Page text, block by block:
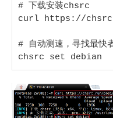
# 下载安装chsrc
curl https://
# 自动测速，寻找最快
chsrc set debian